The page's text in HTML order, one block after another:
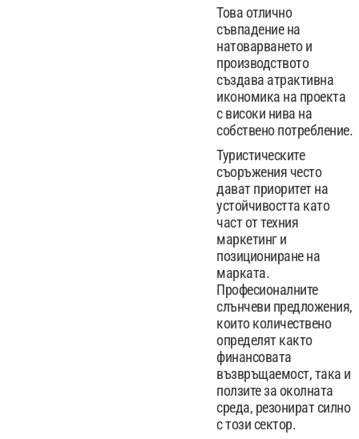
Това отлично
съвпадение на
натоварването и
производството
създава атрактивна
икономика на проекта
с високи нива на
собствено потребление.
Туристическите
съоръжения често
дават приоритет на
устойчивостта като
част от техния
маркетинг и
позициониране на
марката.
Професионалните
слънчеви предложения,
които количествено
определят както
финансовата
възвръщаемост, така и
ползите за околната
среда, резонират силно
с този сектор.